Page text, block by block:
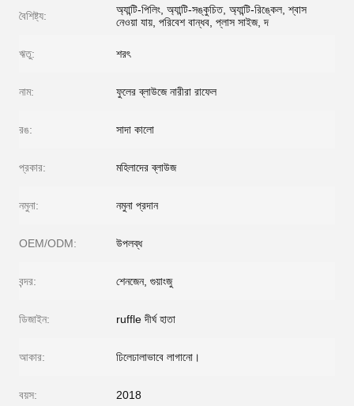
বৈশিষ্ট্য:
অ্যান্টি-পিলিং, অ্যান্টি-সঙ্কুচিত, অ্যান্টি-রিঙ্কেল, শ্বাস
নেওয়া যায়, পরিবেশ বান্ধব, প্লাস সাইজ, দ
ঋতু: শরৎ
নাম: ফুলের ব্লাউজে নারীরা রাফেল
রঙ: সাদা কালো
প্রকার: মহিলাদের ব্লাউজ
নমুনা: নমুনা প্রদান
OEM/ODM: উপলব্ধ
বন্দর: শেনজেন, গুয়াংজু
ডিজাইন: ruffle দীর্ঘ হাতা
আকার: ঢিলেঢালাভাবে লাগানো।
বয়স: 2018